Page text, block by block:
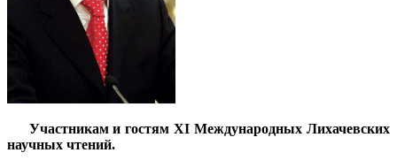
Участникам и гостям ХI Международных Лихачевских
научных чтений.